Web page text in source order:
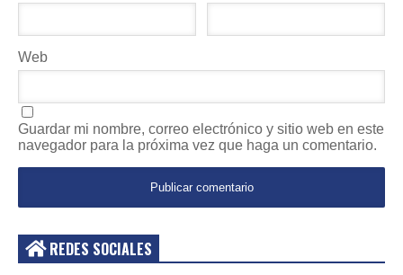
Web
Guardar mi nombre, correo electrónico y sitio web en este
navegador para la próxima vez que haga un comentario.
REDES SOCIALES